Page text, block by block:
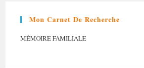
Mon Carnet De Recherche
MÉMOIRE FAMILIALE